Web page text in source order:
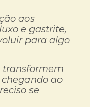
aos
e gastrite,
para algo
transformem
ao
se